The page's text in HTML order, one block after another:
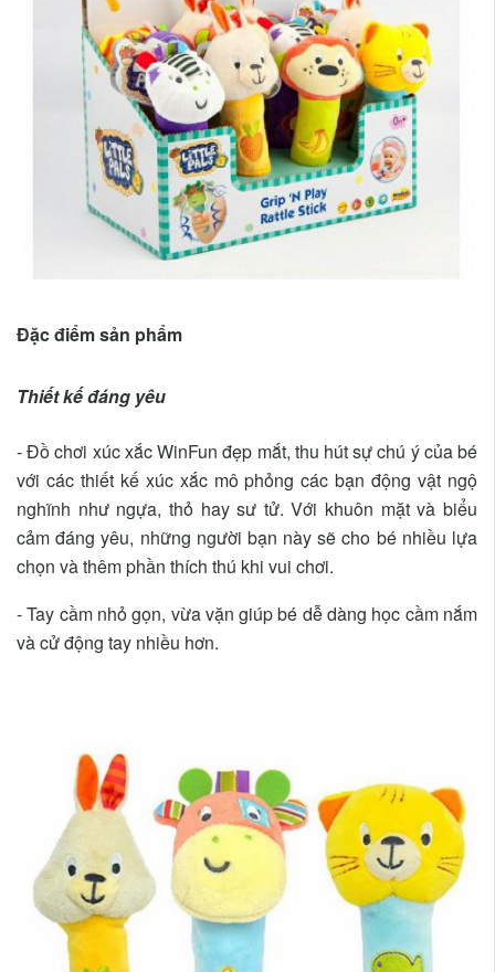
Đặc điểm sản phẩm
Thiết kế đáng yêu
- Đồ chơi xúc xắc WinFun đẹp mắt, thu hút sự chú ý của bé
với các thiết kế xúc xắc mô phỏng các bạn động vật ngộ
nghĩnh như ngựa, thỏ hay sư tử. Với khuôn mặt và biểu
cảm đáng yêu, những người bạn này sẽ cho bé nhiều lựa
chọn và thêm phần thích thú khi vui chơi.
- Tay cầm nhỏ gọn, vừa vặn giúp bé dễ dàng học cầm nắm
và cử động tay nhiều hơn.